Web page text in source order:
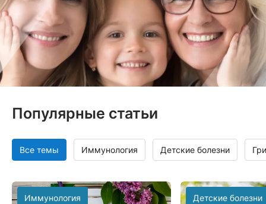
Популярные статьи
Все темы Иммунология Детские болезни
Иммунология Детские болезни